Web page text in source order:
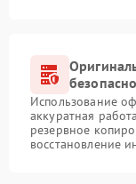
Использование
аккуратная
резервное
восстановление